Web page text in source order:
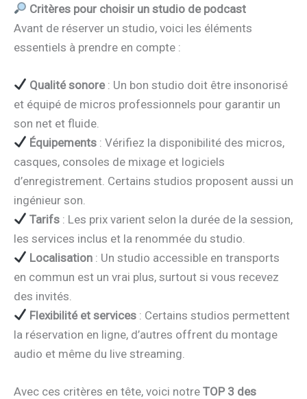
Critères pour choisir un studio de podcast
Avant de réserver un studio, voici les éléments
essentiels à prendre en compte :
Qualité sonore: Un bon studio doit être insonorisé
et équipé de micros professionnels pour garantir un
son net et fluide.
Équipements : Vérifiez la disponibilité des micros,
casques, consoles de mixage et logiciels
d’enregistrement. Certains studios proposent aussi un
ingénieur son.
Tarifs : Les prix varient selon la durée de la session,
les services inclus et la renommée du studio.
Localisation : Un studio accessible en transports
en commun est un vrai plus, surtout si vous recevez
des invités.
Flexibilité et services : Certains studios permettent
la réservation en ligne, d’autres offrent du montage
audio et même du live streaming.
Avec ces critères en tête, voici notre TOP 3 des